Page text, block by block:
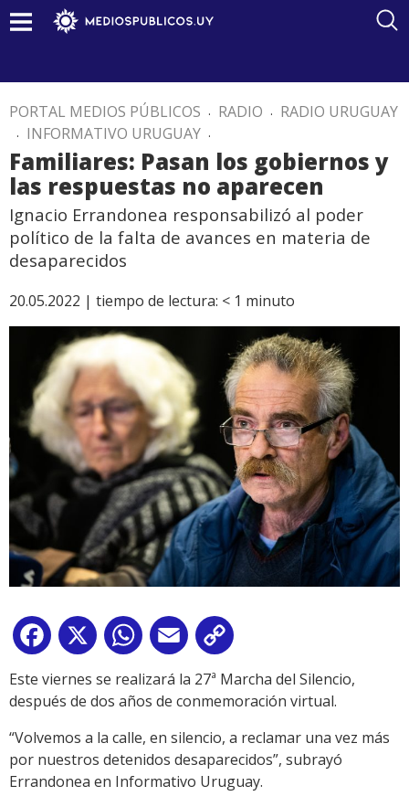
PORTAL MEDIOS PÚBLICOS . RADIO . RADIO URUGUAY
. INFORMATIVO URUGUAY .
Familiares: Pasan los gobiernos y
las respuestas no aparecen
Ignacio Errandonea responsabilizó al poder
político de la falta de avances en materia de
desaparecidos
20.05.2022 | tiempo de lectura: < 1 minuto
Facebook
X WhatsApp
Email
Link
Este viernes se realizará la 27ª Marcha del Silencio,
después de dos años de conmemoración virtual.
“Volvemos a la calle, en silencio, a reclamar una vez más
por nuestros detenidos desaparecidos”, subrayó
Errandonea en Informativo Uruguay.